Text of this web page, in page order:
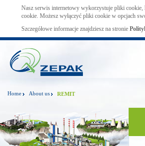
Nasz serwis internetowy wykorzystuje pliki cookie,
cookie. Możesz wyłączyć pliki cookie w opcjach
Szczegółowe informacje znajdziesz na stronie
Home About us REMIT